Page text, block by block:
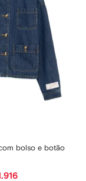
bolso e botão